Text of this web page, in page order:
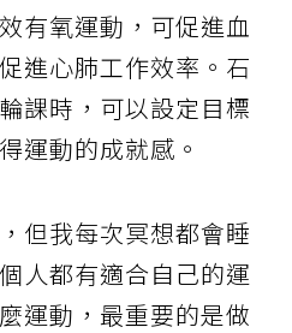
有氧運動，可促進血
進心肺工作效率。石
課時，可以設定目標
運動的成就感。
但我每次冥想都會睡
人都有適合自己的運
運動，最重要的是做